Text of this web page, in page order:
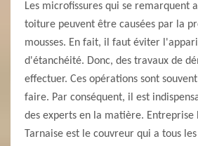
Les microfissures qui se remarquent
toiture peuvent être causées par la
mousses. En fait, il faut éviter
d'étanchéité. Donc, des travaux de
effectuer. Ces opérations sont
faire. Par conséquent, il est
des experts en la matière. Entreprise
Tarnaise est le couvreur qui a tous